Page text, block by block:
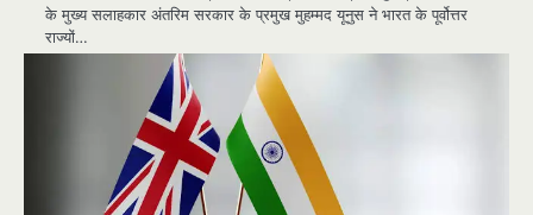
के मुख्य सलाहकार अंतरिम सरकार के प्रमुख मुहम्मद यूनुस ने भारत के पूर्वोत्तर
राज्यों…